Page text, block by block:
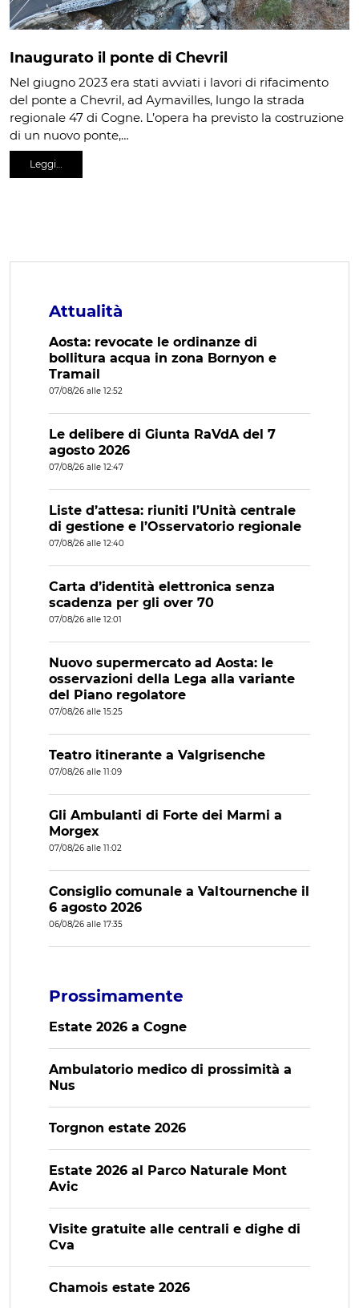
Inaugurato il ponte di Chevril
Nel giugno 2023 era stati avviati i lavori di rifacimento
del ponte a Chevril, ad Aymavilles, lungo la strada
regionale 47 di Cogne. L’opera ha previsto la costruzione
di un nuovo ponte,…
Leggi…
Attualità
Aosta: revocate le ordinanze di
bollitura acqua in zona Bornyon e
Tramail
07/08/26 alle 12:52
Le delibere di Giunta RaVdA del 7
agosto 2026
07/08/26 alle 12:47
Liste d’attesa: riuniti l’Unità centrale
di gestione e l’Osservatorio regionale
07/08/26 alle 12:40
Carta d’identità elettronica senza
scadenza per gli over 70
07/08/26 alle 12:01
Nuovo supermercato ad Aosta: le
osservazioni della Lega alla variante
del Piano regolatore
07/08/26 alle 15:25
Teatro itinerante a Valgrisenche
07/08/26 alle 11:09
Gli Ambulanti di Forte dei Marmi a
Morgex
07/08/26 alle 11:02
Consiglio comunale a Valtournenche il
6 agosto 2026
06/08/26 alle 17:35
Prossimamente
Estate 2026 a Cogne
Ambulatorio medico di prossimità a
Nus
Torgnon estate 2026
Estate 2026 al Parco Naturale Mont
Avic
Visite gratuite alle centrali e dighe di
Cva
Chamois estate 2026